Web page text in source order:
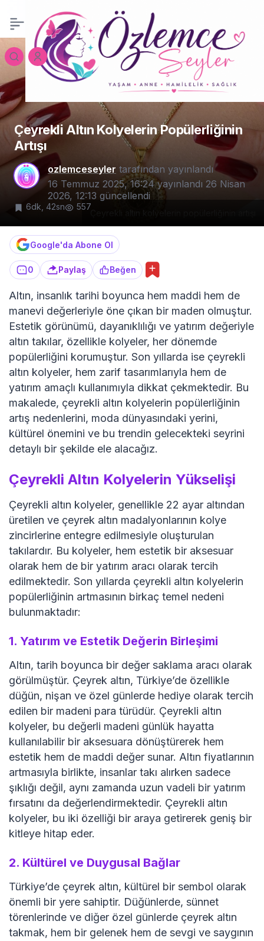
Çeyrekli Altın Kolyelerin Popülerliğinin
Artışı
ozlemceseyler tarafından yayınlandı
16 Temmuz 2025, 16:24yayınlandı 26 Nisan
2026, 12:13 güncellendi
6dk, 42sn 557
Google'da Abone Ol
0 Paylaş Beğen
Altın, insanlık tarihi boyunca hem maddi hem de
manevi değerleriyle öne çıkan bir maden olmuştur.
Estetik görünümü, dayanıklılığı ve yatırım değeriyle
altın takılar, özellikle kolyeler, her dönemde
popülerliğini korumuştur. Son yıllarda ise çeyrekli
altın kolyeler, hem zarif tasarımlarıyla hem de
yatırım amaçlı kullanımıyla dikkat çekmektedir. Bu
makalede, çeyrekli altın kolyelerin popülerliğinin
artış nedenlerini, moda dünyasındaki yerini,
kültürel önemini ve bu trendin gelecekteki seyrini
detaylı bir şekilde ele alacağız.
Çeyrekli Altın Kolyelerin Yükselişi
Çeyrekli altın kolyeler, genellikle 22 ayar altından
üretilen ve çeyrek altın madalyonlarının kolye
zincirlerine entegre edilmesiyle oluşturulan
takılardır. Bu kolyeler, hem estetik bir aksesuar
olarak hem de bir yatırım aracı olarak tercih
edilmektedir. Son yıllarda çeyrekli altın kolyelerin
popülerliğinin artmasının birkaç temel nedeni
bulunmaktadır:
1. Yatırım ve Estetik Değerin Birleşimi
Altın, tarih boyunca bir değer saklama aracı olarak
görülmüştür. Çeyrek altın, Türkiye’de özellikle
düğün, nişan ve özel günlerde hediye olarak tercih
edilen bir madeni para türüdür. Çeyrekli altın
kolyeler, bu değerli madeni günlük hayatta
kullanılabilir bir aksesuara dönüştürerek hem
estetik hem de maddi değer sunar. Altın fiyatlarının
artmasıyla birlikte, insanlar takı alırken sadece
şıklığı değil, aynı zamanda uzun vadeli bir yatırım
fırsatını da değerlendirmektedir. Çeyrekli altın
kolyeler, bu iki özelliği bir araya getirerek geniş bir
kitleye hitap eder.
2. Kültürel ve Duygusal Bağlar
Türkiye’de çeyrek altın, kültürel bir sembol olarak
önemli bir yere sahiptir. Düğünlerde, sünnet
törenlerinde ve diğer özel günlerde çeyrek altın
takmak, hem bir gelenek hem de sevgi ve saygının
İsveç Evden Eve
Nakliyat: Avrupa’nın
Kalbine Güvenle Taşının